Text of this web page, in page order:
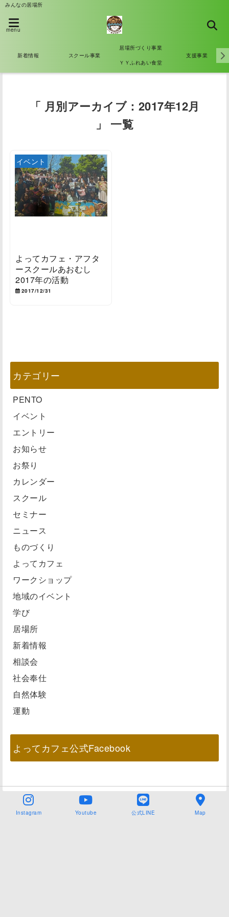
みんなの居場所
menu
新着情報 スクール事業
居場所づくり事業
ＹＹふれあい食堂
支援事業
「 月別アーカイブ：2017年12月
」 一覧
イベント
よってカフェ・アフタ
ースクールあおむし
2017年の活動
2017/12/31
カテゴリー
PENTO
イベント
エントリー
お知らせ
お祭り
カレンダー
スクール
セミナー
ニュース
ものづくり
よってカフェ
ワークショップ
地域のイベント
学び
居場所
新着情報
相談会
社会奉仕
自然体験
運動
よってカフェ公式Facebook
Instagram Youtube 公式LINE Map